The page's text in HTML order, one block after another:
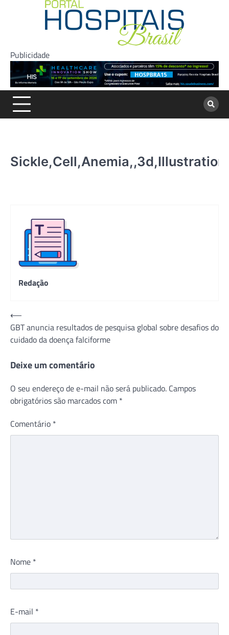
Publicidade
Redação
Navegação
de
Post
⟵
GBT anuncia resultados de pesquisa global sobre desafios do
cuidado da doença falciforme
Deixe um comentário
O seu endereço de e-mail não será publicado. Campos
obrigatórios são marcados com *
Comentário *
Nome *
E-mail *